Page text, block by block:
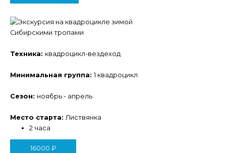
Сибирскими тропами
Техника: квадроцикл-вездеход
Минимальная группа: 1 квадроцикл
Сезон: ноябрь - апрель
Место старта: Листвянка
2 часа
16000 ₽